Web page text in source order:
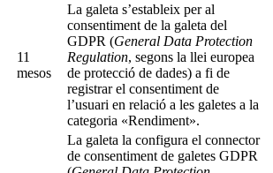
11
mesos
La galeta s’estableix per al
consentiment de la galeta del
GDPR (General Data Protection
Regulation, segons la llei europea
de protecció de dades) a fi de
registrar el consentiment de
l’usuari en relació a les galetes a la
categoria «Rendiment».
La galeta la configura el connector
de consentiment de galetes GDPR